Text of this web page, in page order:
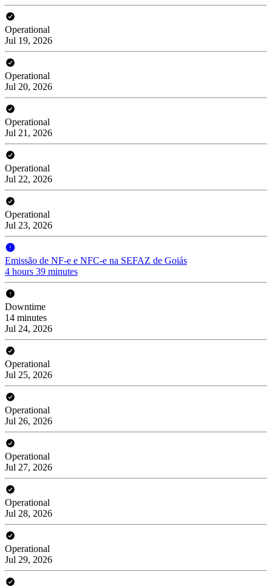
Operational
Jul 19, 2026
Operational
Jul 20, 2026
Operational
Jul 21, 2026
Operational
Jul 22, 2026
Operational
Jul 23, 2026
Emissão de NF-e e NFC-e na SEFAZ de Goiás
4 hours 39 minutes
Downtime
14 minutes
Jul 24, 2026
Operational
Jul 25, 2026
Operational
Jul 26, 2026
Operational
Jul 27, 2026
Operational
Jul 28, 2026
Operational
Jul 29, 2026